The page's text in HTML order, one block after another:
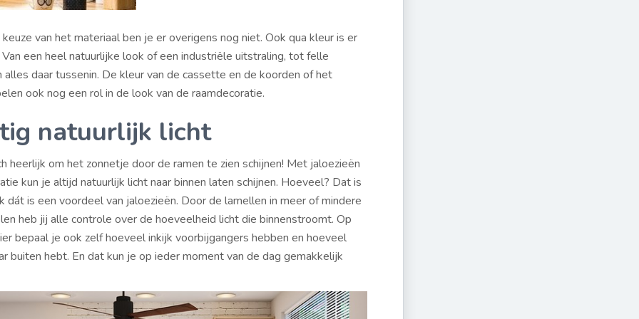
van het materiaal ben je er overigens nog niet. Ook qua kleur is er
een heel natuurlijke look of een industriële uitstraling, tot felle
alles daar tussenin. De kleur van de cassette en de koorden of het
ook nog een rol in de look van de raamdecoratie.
natuurlijk licht
heerlijk om het zonnetje door de ramen te zien schijnen! Met jaloezieën
kun je altijd natuurlijk licht naar binnen laten schijnen. Hoeveel? Dat is
dát is een voordeel van jaloezieën. Door de lamellen in meer of mindere
heb jij alle controle over de hoeveelheid licht die binnenstroomt. Op
bepaal je ook zelf hoeveel inkijk voorbijgangers hebben en hoeveel
buiten hebt. En dat kun je op ieder moment van de dag gemakkelijk